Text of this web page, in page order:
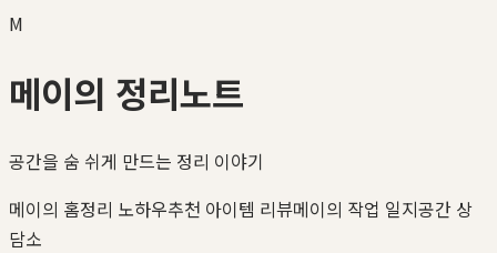
M
메이의 정리노트
공간을 숨 쉬게 만드는 정리 이야기
메이의 홈정리 노하우추천 아이템 리뷰메이의 작업 일지공간 상
담소